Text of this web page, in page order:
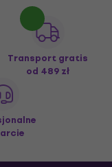
Transport gratis
od 489 zł